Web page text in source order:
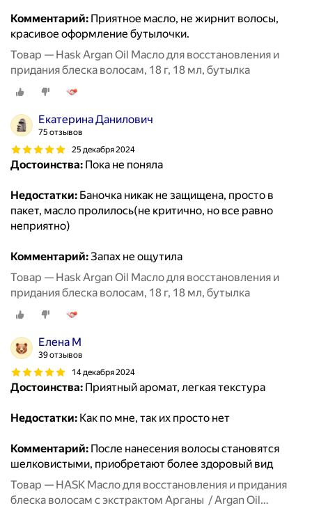
Комментарий: Приятное масло, не жирнит волосы,
красивое оформление бутылочки.
Товар — Hask Argan Oil Масло для восстановления и
придания блеска волосам, 18 г, 18 мл, бутылка
Екатерина Данилович
75 отзывов
25 декабря 2024
Достоинства: Пока не поняла
Недостатки: Баночка никак не защищена, просто в
пакет, масло пролилось(не критично, но все равно
неприятно)
Комментарий:Запах не ощутила
Товар — Hask Argan Oil Масло для восстановления и
придания блеска волосам, 18 г, 18 мл, бутылка
Елена М
39 отзывов
14 декабря 2024
Достоинства: Приятный аромат, легкая текстура
Недостатки: Как по мне, так их просто нет
Комментарий: После нанесения волосы становятся
шелковистыми, приобретают более здоровый вид
Товар — HASK Масло для восстановления и придания
блеска волосам с экстрактом Арганы / Argan Oil